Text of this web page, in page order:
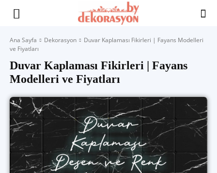
Yaşam
İlham
Ana Sayfa Dekorasyon
Duvar Kaplaması Fikirleri | Fayans Modelleri
ve Fiyatları
Duvar Kaplaması Fikirleri | Fayans
Modelleri ve Fiyatları